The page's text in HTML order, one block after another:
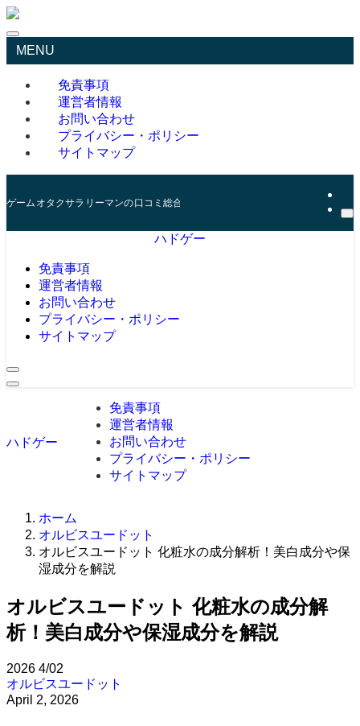
MENU
免責事項
運営者情報
お問い合わせ
プライバシー・ポリシー
サイトマップ
ゲームオタクサラリーマンの口コミ総合サイト
ハドゲー
免責事項
運営者情報
お問い合わせ
プライバシー・ポリシー
サイトマップ
ハドゲー
免責事項
運営者情報
お問い合わせ
プライバシー・ポリシー
サイトマップ
ホーム
オルビスユードット
オルビスユードット 化粧水の成分解析！美白成分や保
湿成分を解説
オルビスユードット 化粧水の成分解
析！美白成分や保湿成分を解説
2026 4/02
オルビスユードット
April 2, 2026